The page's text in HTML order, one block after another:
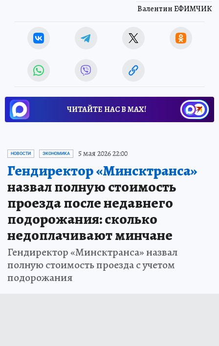
Валентин ЕФИМЧИК
ЧИТАЙТЕ НАС В МАХ!
НОВОСТИ ЭКОНОМИКА 5 мая 2026 22:00
Гендиректор «Минсктранса»
назвал полную стоимость
проезда после недавнего
подорожания: сколько
недоплачивают минчане
Гендиректор «Минсктранса» назвал
полную стоимость проезда с учетом
подорожания